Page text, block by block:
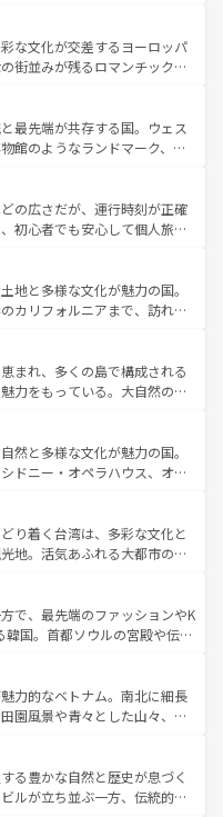
候が異なるスペインはその個
性で訪れる人を魅了する。 なお、新着のスペイン情報は コ
い。
る。華麗な宮殿、歴史的な大
豊かな自然が、訪れる者を心
スは美食の国としても知ら
あるランス、プロヴァンスの
多彩な楽しみ方が可能だ。さ
力が溢れており、どの街角に
れで全く異なる文化を体験で
新着のフランス情報はコンテンツ一覧
な文化が交差するヨーロッパ
街並みが残るロマンチック街
いても飽きることがない。ベ
ルン州のアルプスの絶景、そ
といった風景は必見。ビール
しい。 なお、新着の
を参照してほしい。
最先端が共存する国。ウェス
館のようなランドマーク、歴
。また、優雅なアフタヌーン
らない英国パブ、サッカー観
る体験も豊富。イギリスを旅
の広さだが、運行時刻が正確
初心者でも安心して個人旅行
スイスならではのユニークな
だけでなく町歩きも満喫する
高いため物価も高いが、旅行
ともできる。 なお、新
一覧 を参照してほしい。
地と多様な文化が魅力の国。
カリフォルニアまで、訪れる
ショッピング、エンターテイ
スポットだ。一方、アメリカ
ランドキャニオンやイエロー
音楽と美食が融合した独特の
カの各地域で異なる魅力を楽
かな歴史を感じることができ
のアメリカ
してほしい。
まれ、多くの島で構成される
力をもっている。大自然の神
定番の観光地といえばオアフ
ならマウイ島やカウアイ島が
ンに輝く海をはじめ、豊かな
人々を迎えてくれるハワイの
ドやハワイアンミュージッ
、すべてがハワイの魅力を彩
ワイ情報
ほしい。
然と多様な文化が魅力の国。
ドニー・オペラハウス、オー
びえるウルル（エアーズロッ
生林やケアンズの熱帯雨林な
た、カフェやワイン、オージ
しており、サーフィンやダイ
ウトドア好きにはたまらな
魅力を存分に味わいつくそ
り着く台湾は、多彩な文化と
地。活気あふれる大都市の台
る台湾東部など、都市の喧騒
り、訪れる人に新しい発見と
た、奥深い台湾の食文化も魅
など、バラエティ豊かな料理
着の台湾情報は コンテンツ一覧を参
で、最先端のファッションやK
国。首都ソウルの宮殿や伝統
折々の自然美を楽しむことが
肉、絶品のストリートフード
待っている。夜には、韓国な
の多彩な魅力を心ゆくまで味
しい。 なお、新着の韓国情報はコンテンツ一
力的なベトナム。南北に細長
園風景や青々とした山々、世
く。ハノイの古い町並みやホ
代の建物も、独特の雰囲気を
エティの豊かさとおいしさで
る豊かな自然と歴史が息づく
ルが立ち並ぶ一方、伝統的な